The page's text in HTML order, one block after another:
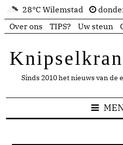
28°C Wilemstad
Over ons
TIPS? Uw steun
Sinds 2010 het nieuws van de